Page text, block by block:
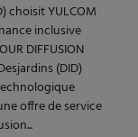
choisit YULCOM
inclusive
DIFFUSION
(DID)
offre de service